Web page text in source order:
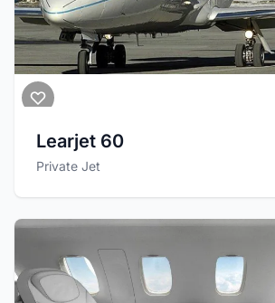
Learjet 60
Private Jet